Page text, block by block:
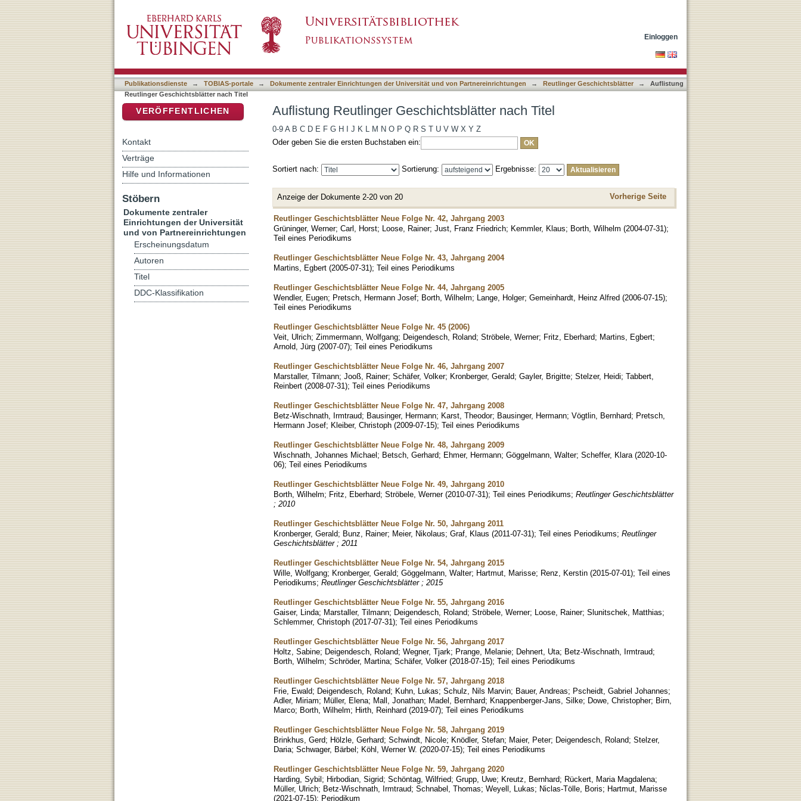
Einloggen
Publikationsdienste → TOBIAS-portale → Dokumente zentraler Einrichtungen der Universität und von Partnereinrichtungen → Reutlinger Geschichtsblätter →
Auflistung
Reutlinger Geschichtsblätter nach Titel
Auflistung Reutlinger Geschichtsblätter nach Titel
0-9 A B C D E F G H J K L M N O P Q R S T U V W X Y Z
Oder geben Sie die ersten Buchstaben ein:
Sortiert nach: Sortierung: Ergebnisse:
Anzeige der Dokumente 2-20 von 20 Vorherige Seite
Reutlinger Geschichtsblätter Neue Folge Nr. 42, Jahrgang 2003
Grüninger, Werner; Carl, Horst; Loose, Rainer; Just, Franz Friedrich; Kemmler, Klaus; Borth, Wilhelm (2004-07-31);
Teil eines Periodikums
Reutlinger Geschichtsblätter Neue Folge Nr. 43, Jahrgang 2004
Martins, Egbert (2005-07-31); Teil eines Periodikums
Reutlinger Geschichtsblätter Neue Folge Nr. 44, Jahrgang 2005
Wendler, Eugen; Pretsch, Hermann Josef; Borth, Wilhelm; Lange, Holger; Gemeinhardt, Heinz Alfred (2006-07-15);
Teil eines Periodikums
Reutlinger Geschichtsblätter Neue Folge Nr. 45 (2006)
Veit, Ulrich; Zimmermann, Wolfgang; Deigendesch, Roland; Ströbele, Werner; Fritz, Eberhard; Martins, Egbert;
Arnold, Jürg (2007-07); Teil eines Periodikums
Reutlinger Geschichtsblätter Neue Folge Nr. 46, Jahrgang 2007
Marstaller, Tilmann; Jooß, Rainer; Schäfer, Volker; Kronberger, Gerald; Gayler, Brigitte; Stelzer, Heidi; Tabbert,
Reinbert (2008-07-31); Teil eines Periodikums
Reutlinger Geschichtsblätter Neue Folge Nr. 47, Jahrgang 2008
Betz-Wischnath, Irmtraud; Bausinger, Hermann; Karst, Theodor; Bausinger, Hermann; Vögtlin, Bernhard; Pretsch,
Hermann Josef; Kleiber, Christoph (2009-07-15); Teil eines Periodikums
Reutlinger Geschichtsblätter Neue Folge Nr. 48, Jahrgang 2009
Wischnath, Johannes Michael; Betsch, Gerhard; Ehmer, Hermann; Göggelmann, Walter; Scheffer, Klara (2020-10-
06); Teil eines Periodikums
Reutlinger Geschichtsblätter Neue Folge Nr. 49, Jahrgang 2010
Borth, Wilhelm; Fritz, Eberhard; Ströbele, Werner (2010-07-31); Teil eines Periodikums; Reutlinger Geschichtsblätter
; 2010
Reutlinger Geschichtsblätter Neue Folge Nr. 50, Jahrgang 2011
Kronberger, Gerald; Bunz, Rainer; Meier, Nikolaus; Graf, Klaus (2011-07-31); Teil eines Periodikums; Reutlinger
Geschichtsblätter ; 2011
Reutlinger Geschichtsblätter Neue Folge Nr. 54, Jahrgang 2015
Wille, Wolfgang; Kronberger, Gerald; Göggelmann, Walter; Hartmut, Marisse; Renz, Kerstin (2015-07-01); Teil eines
Periodikums; Reutlinger Geschichtsblätter ; 2015
Reutlinger Geschichtsblätter Neue Folge Nr. 55, Jahrgang 2016
Gaiser, Linda; Marstaller, Tilmann; Deigendesch, Roland; Ströbele, Werner; Loose, Rainer; Slunitschek, Matthias;
Schlemmer, Christoph (2017-07-31); Teil eines Periodikums
Reutlinger Geschichtsblätter Neue Folge Nr. 56, Jahrgang 2017
Holtz, Sabine; Deigendesch, Roland; Wegner, Tjark; Prange, Melanie; Dehnert, Uta; Betz-Wischnath, Irmtraud;
Borth, Wilhelm; Schröder, Martina; Schäfer, Volker (2018-07-15); Teil eines Periodikums
Reutlinger Geschichtsblätter Neue Folge Nr. 57, Jahrgang 2018
Frie, Ewald; Deigendesch, Roland; Kuhn, Lukas; Schulz, Nils Marvin; Bauer, Andreas; Pscheidt, Gabriel Johannes;
Adler, Miriam; Müller, Elena; Mall, Jonathan; Madel, Bernhard; Knappenberger-Jans, Silke; Dowe, Christopher; Birn,
Marco; Borth, Wilhelm; Hirth, Reinhard (2019-07); Teil eines Periodikums
Reutlinger Geschichtsblätter Neue Folge Nr. 58, Jahrgang 2019
Brinkhus, Gerd; Hölzle, Gerhard; Schwindt, Nicole; Knödler, Stefan; Maier, Peter; Deigendesch, Roland; Stelzer,
Daria; Schwager, Bärbel; Köhl, Werner W. (2020-07-15); Teil eines Periodikums
Reutlinger Geschichtsblätter Neue Folge Nr. 59, Jahrgang 2020
Harding, Sybil; Hirbodian, Sigrid; Schöntag, Wilfried; Grupp, Uwe; Kreutz, Bernhard; Rückert, Maria Magdalena;
Müller, Ulrich; Betz-Wischnath, Irmtraud; Schnabel, Thomas; Weyell, Lukas; Niclas-Tölle, Boris; Hartmut, Marisse
(2021-07-15); Periodikum
VERÖFFENTLICHEN
Kontakt
Verträge
Hilfe und Informationen
Stöbern
Dokumente zentraler
Einrichtungen der Universität
und von Partnereinrichtungen
Erscheinungsdatum
Autoren
Titel
DDC-Klassifikation